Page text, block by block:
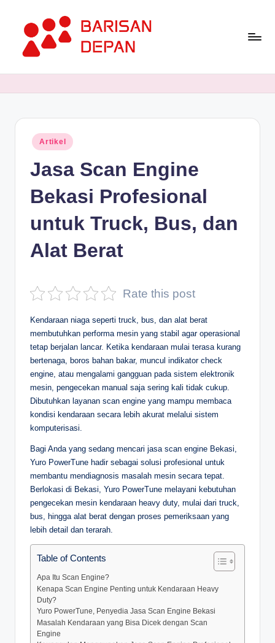
content
B
D
Terupdate
Posted
in
Artikel
Jasa Scan Engine
Bekasi Profesional
untuk Truck, Bus, dan
Alat Berat
Rate this post
Kendaraan niaga seperti truck, bus, dan alat berat
membutuhkan performa mesin yang stabil agar operasional
tetap berjalan lancar. Ketika kendaraan mulai terasa kurang
bertenaga, boros bahan bakar, muncul indikator check
engine, atau mengalami gangguan pada sistem elektronik
mesin, pengecekan manual saja sering kali tidak cukup.
Dibutuhkan layanan scan engine yang mampu membaca
kondisi kendaraan secara lebih akurat melalui sistem
komputerisasi.
Bagi Anda yang sedang mencari jasa scan engine Bekasi,
Yuro PowerTune hadir sebagai solusi profesional untuk
membantu mendiagnosis masalah mesin secara tepat.
Berlokasi di Bekasi, Yuro PowerTune melayani kebutuhan
pengecekan mesin kendaraan heavy duty, mulai dari truck,
bus, hingga alat berat dengan proses pemeriksaan yang
lebih detail dan terarah.
Table of Contents
Apa Itu Scan Engine?
Kenapa Scan Engine Penting untuk Kendaraan Heavy
Duty?
Yuro PowerTune, Penyedia Jasa Scan Engine Bekasi
Masalah Kendaraan yang Bisa Dicek dengan Scan
Engine